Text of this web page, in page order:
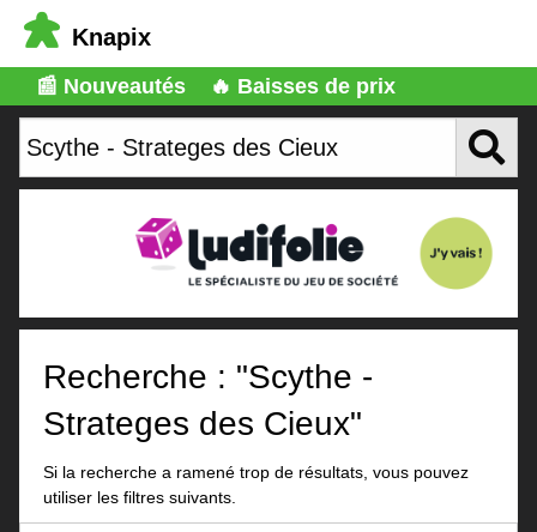
Knapix
📰 Nouveautés 🔥 Baisses de prix
Recherche : "Scythe -
Strateges des Cieux"
Si la recherche a ramené trop de résultats, vous pouvez
utiliser les filtres suivants.